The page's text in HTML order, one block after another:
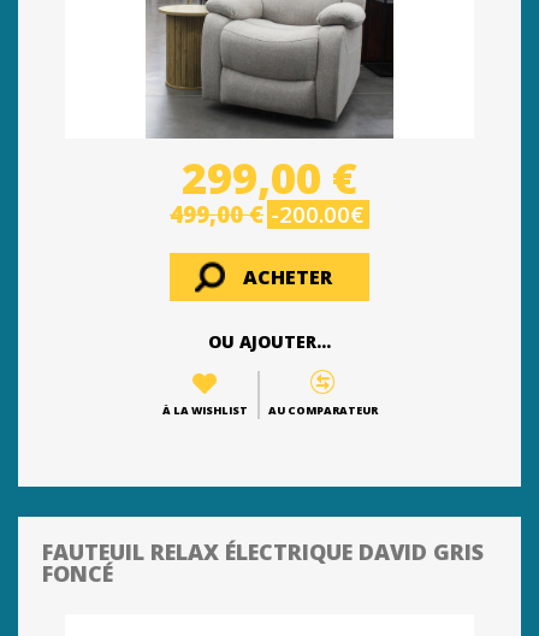
299,00 €
499,00 € -200.00€
ACHETER
OU AJOUTER...
À LA WISHLIST AU COMPARATEUR
FAUTEUIL RELAX ÉLECTRIQUE DAVID GRIS
FONCÉ